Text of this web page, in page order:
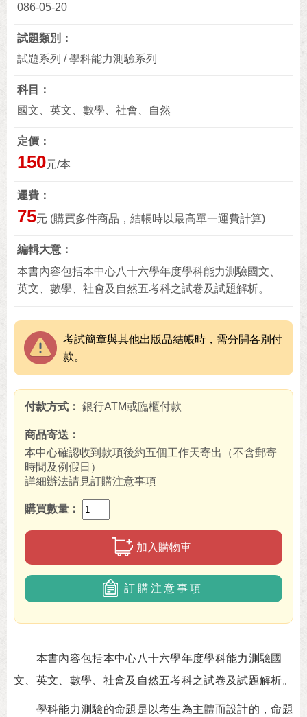
086-05-20
試題類別
試題系列 / 學科能力測驗系列
科目
國文、英文、數學、社會、自然
定價
150元/本
運費
75元 (購買多件商品，結帳時以最高單一運費計算)
編輯大意
本書內容包括本中心八十六學年度學科能力測驗國文、
英文、數學、社會及自然五考科之試卷及試題解析。
考試簡章與其他出版品結帳時，需分開各別付
款。
付款方式 銀行ATM或臨櫃付款
商品寄送
本中心確認收到款項後約五個工作天寄出（不含郵寄
時間及例假日）
詳細辦法請見訂購注意事項
購買數量
加入購物車
訂購注意事項
本書內容包括本中心八十六學年度學科能力測驗國
文、英文、數學、社會及自然五考科之試卷及試題解析。
學科能力測驗的命題是以考生為主體而設計的，命題